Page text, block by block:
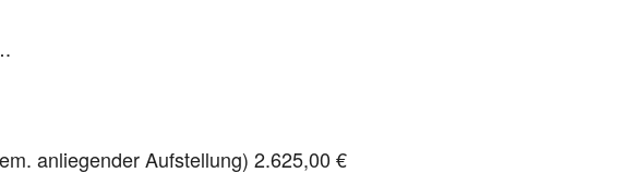
anliegender Aufstellung) 2.625,00 €